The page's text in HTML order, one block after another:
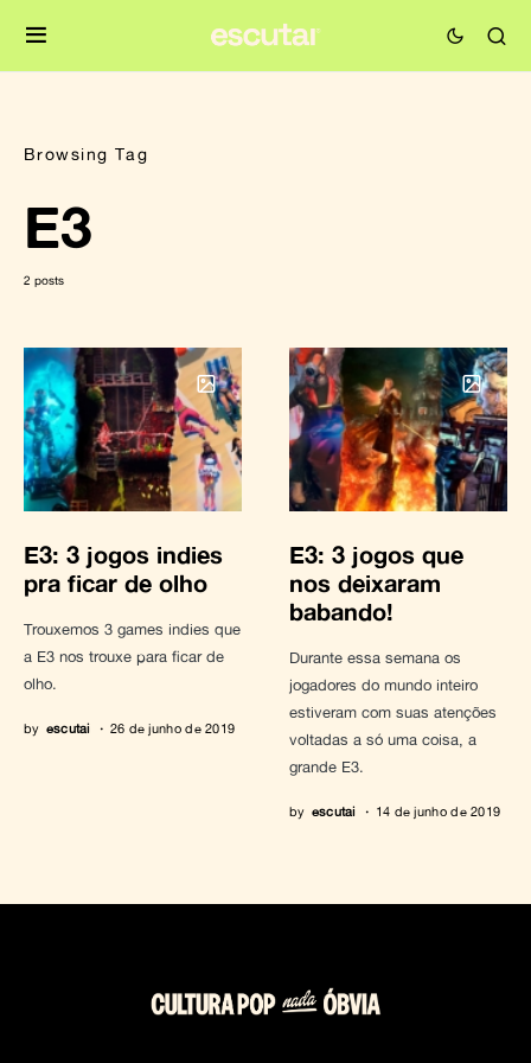
Browsing Tag
E3
2 posts
E3: 3 jogos indies
pra ficar de olho
Trouxemos 3 games indies que
a E3 nos trouxe para ficar de
olho.
by escutai 26 de junho de 2019
E3: 3 jogos que
nos deixaram
babando!
Durante essa semana os
jogadores do mundo inteiro
estiveram com suas atenções
voltadas a só uma coisa, a
grande E3.
by escutai 14 de junho de 2019